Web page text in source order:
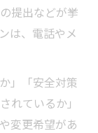
提出などが挙
は、電話やメ
」「安全対策
れているか」
変更希望があ